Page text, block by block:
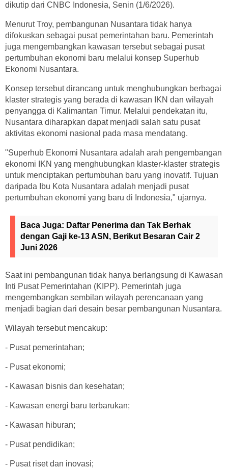
dikutip dari CNBC Indonesia, Senin (1/6/2026).
Menurut Troy, pembangunan Nusantara tidak hanya
difokuskan sebagai pusat pemerintahan baru. Pemerintah
juga mengembangkan kawasan tersebut sebagai pusat
pertumbuhan ekonomi baru melalui konsep Superhub
Ekonomi Nusantara.
Konsep tersebut dirancang untuk menghubungkan berbagai
klaster strategis yang berada di kawasan IKN dan wilayah
penyangga di Kalimantan Timur. Melalui pendekatan itu,
Nusantara diharapkan dapat menjadi salah satu pusat
aktivitas ekonomi nasional pada masa mendatang.
"Superhub Ekonomi Nusantara adalah arah pengembangan
ekonomi IKN yang menghubungkan klaster-klaster strategis
untuk menciptakan pertumbuhan baru yang inovatif. Tujuan
daripada Ibu Kota Nusantara adalah menjadi pusat
pertumbuhan ekonomi yang baru di Indonesia," ujarnya.
Baca Juga: Daftar Penerima dan Tak Berhak
dengan Gaji ke-13 ASN, Berikut Besaran Cair 2
Juni 2026
Saat ini pembangunan tidak hanya berlangsung di Kawasan
Inti Pusat Pemerintahan (KIPP). Pemerintah juga
mengembangkan sembilan wilayah perencanaan yang
menjadi bagian dari desain besar pembangunan Nusantara.
Wilayah tersebut mencakup:
- Pusat pemerintahan;
- Pusat ekonomi;
- Kawasan bisnis dan kesehatan;
- Kawasan energi baru terbarukan;
- Kawasan hiburan;
- Pusat pendidikan;
- Pusat riset dan inovasi;